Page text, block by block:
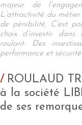
majeur de
L’attractivité du
de pénibilité. C’est
choix d’investir
roulant. Des
performance et
ROULAUD
à la société
de ses